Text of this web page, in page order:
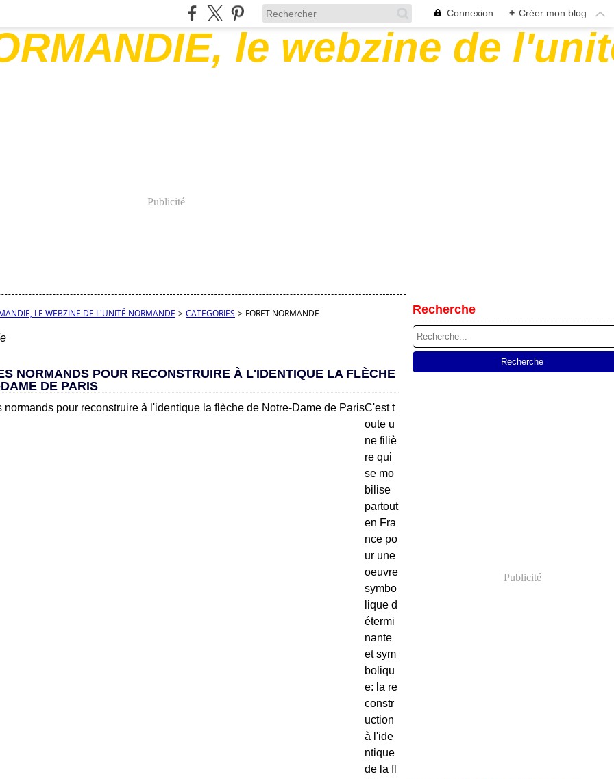
Connexion + Créer mon blog
Publicité
LE WEBZINE DE L'UNITÉ NORMANDE > CATEGORIES > FORET NORMANDE
NORMANDS POUR RECONSTRUIRE À L'IDENTIQUE LA FLÈCHE
DE PARIS
C'est t
oute u
ne filiè
re qui
se mo
bilise
partout
en Fra
nce po
ur une
oeuvre
symbo
lique d
étermi
nante
et sym
boliqu
e: la re
constr
uction
à l'ide
ntique
de la fl
Recherche
Publicité